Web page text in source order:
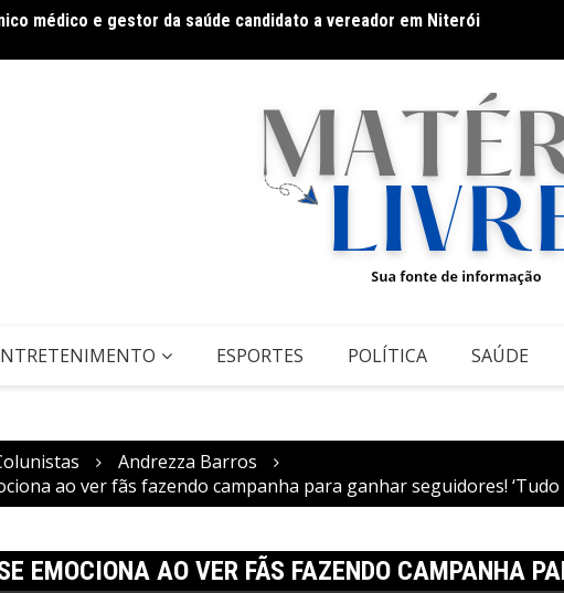
foi exibido na UFU, no Grupontapé e no CEU Shopping Park
ESPORTES POLÍTICA SAÚDE
Andrezza Barros
ao ver fãs fazendo campanha para ganhar seguidores! ‘Tudo
EMOCIONA AO VER FÃS FAZENDO CAMPANHA